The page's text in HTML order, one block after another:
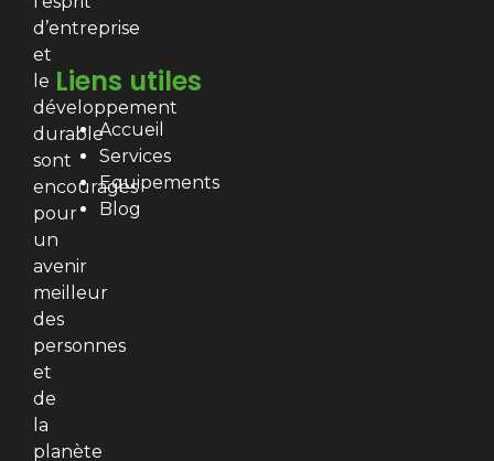
d’entreprise
et
le
développement
durable
sont
encouragés
pour
un
avenir
meilleur
des
personnes
et
de
la
planète
Liens utiles
Accueil
Services
Equipements
Blog